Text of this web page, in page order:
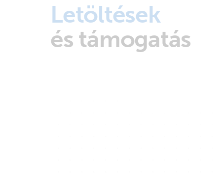
Letöltések
és támogatás